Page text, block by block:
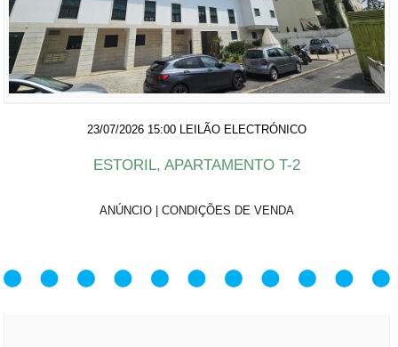
23/07/2026 15:00 LEILÃO ELECTRÓNICO
ESTORIL, APARTAMENTO T-2
ANÚNCIO |CONDIÇÕES DE VENDA